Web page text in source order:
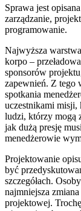
Sprawa jest
zarządzanie,
programowanie.
Najwyższa
korpo –
sponsorów
zapewnień. Z tego
spotkania
uczestnikami misji,
ludzi, którzy mogą
jak dużą presję
menedżerowie
Projektowanie
być
szczegółach.
najmniejsza
projektowej.